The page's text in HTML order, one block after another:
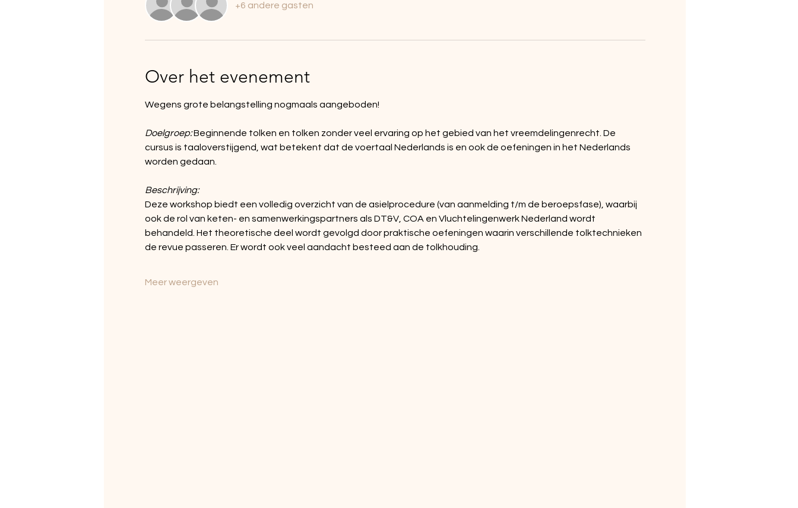
+6 andere gasten
Over het evenement
Wegens grote belangstelling nogmaals aangeboden!
Doelgroep: Beginnende tolken en tolken zonder veel ervaring op het gebied van het vreemdelingenrecht. De
cursus is taaloverstijgend, wat betekent dat de voertaal Nederlands is en ook de oefeningen in het Nederlands
worden gedaan.
Beschrijving:
Deze workshop biedt een volledig overzicht van de asielprocedure (van aanmelding t/m de beroepsfase), waarbij
ook de rol van keten- en samenwerkingspartners als DT&V, COA en Vluchtelingenwerk Nederland wordt
behandeld. Het theoretische deel wordt gevolgd door praktische oefeningen waarin verschillende tolktechnieken
de revue passeren. Er wordt ook veel aandacht besteed aan de tolkhouding.
Meer weergeven